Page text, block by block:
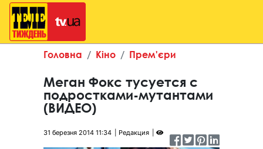
Головна Кіно Прем'єри
Меган Фокс тусуется с
подростками-мутантами
(ВИДЕО)
31 березня 2014 11:34 Редакция